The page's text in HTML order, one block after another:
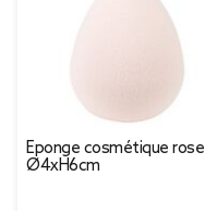
Éponge cosmétique rose
Ø4xH6cm